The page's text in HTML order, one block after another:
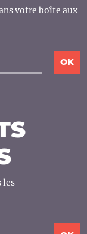
votre boîte aux
les